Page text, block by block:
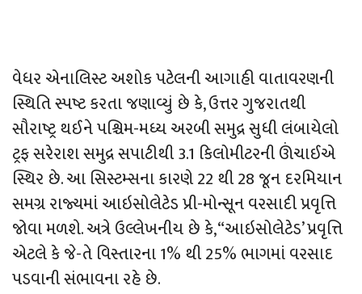
વેધર એનાલિસ્ટ અશોક પટેલની આગાહી વાતાવરણની
સ્થિતિ સ્પષ્ટ કરતા જણાવ્યું છે કે, ઉત્તર ગુજરાતથી
સૌરાષ્ટ્ર થઈને પશ્ચિમ-મધ્ય અરબી સમુદ્ર સુધી લંબાયેલો
ટ્રફ સરેરાશ સમુદ્ર સપાટીથી 3.1 કિલોમીટરની ઊંચાઈએ
સ્થિર છે. આ સિસ્ટમ્સના કારણે 22 થી 28 જૂન દરમિયાન
સમગ્ર રાજ્યમાં આઇસોલેટેડ પ્રી-મોન્સૂન વરસાદી પ્રવૃત્તિ
જોવા મળશે. અત્રે ઉલ્લેખનીય છે કે, “આઇસોલેટેડ’ પ્રવૃત્તિ
એટલે કે જે-તે વિસ્તારના 1% થી 25% ભાગમાં વરસાદ
પડવાની સંભાવના રહે છે.